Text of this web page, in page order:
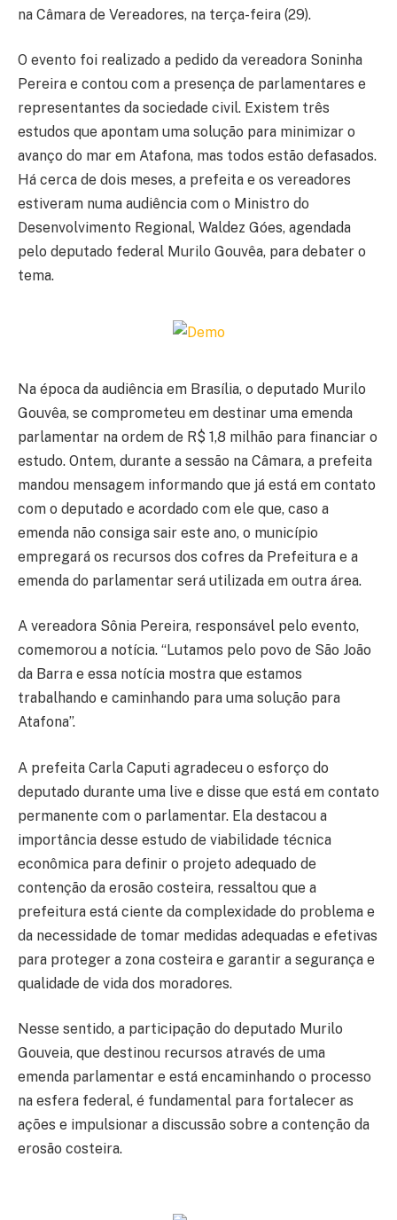
na Câmara de Vereadores, na terça-feira (29).
O evento foi realizado a pedido da vereadora Soninha
Pereira e contou com a presença de parlamentares e
representantes da sociedade civil. Existem três
estudos que apontam uma solução para minimizar o
avanço do mar em Atafona, mas todos estão defasados.
Há cerca de dois meses, a prefeita e os vereadores
estiveram numa audiência com o Ministro do
Desenvolvimento Regional, Waldez Góes, agendada
pelo deputado federal Murilo Gouvêa, para debater o
tema.
Na época da audiência em Brasília, o deputado Murilo
Gouvêa, se comprometeu em destinar uma emenda
parlamentar na ordem de R$ 1,8 milhão para financiar o
estudo. Ontem, durante a sessão na Câmara, a prefeita
mandou mensagem informando que já está em contato
com o deputado e acordado com ele que, caso a
emenda não consiga sair este ano, o município
empregará os recursos dos cofres da Prefeitura e a
emenda do parlamentar será utilizada em outra área.
A vereadora Sônia Pereira, responsável pelo evento,
comemorou a notícia. “Lutamos pelo povo de São João
da Barra e essa notícia mostra que estamos
trabalhando e caminhando para uma solução para
Atafona”.
A prefeita Carla Caputi agradeceu o esforço do
deputado durante uma live e disse que está em contato
permanente com o parlamentar. Ela destacou a
importância desse estudo de viabilidade técnica
econômica para definir o projeto adequado de
contenção da erosão costeira, ressaltou que a
prefeitura está ciente da complexidade do problema e
da necessidade de tomar medidas adequadas e efetivas
para proteger a zona costeira e garantir a segurança e
qualidade de vida dos moradores.
Nesse sentido, a participação do deputado Murilo
Gouveia, que destinou recursos através de uma
emenda parlamentar e está encaminhando o processo
na esfera federal, é fundamental para fortalecer as
ações e impulsionar a discussão sobre a contenção da
erosão costeira.